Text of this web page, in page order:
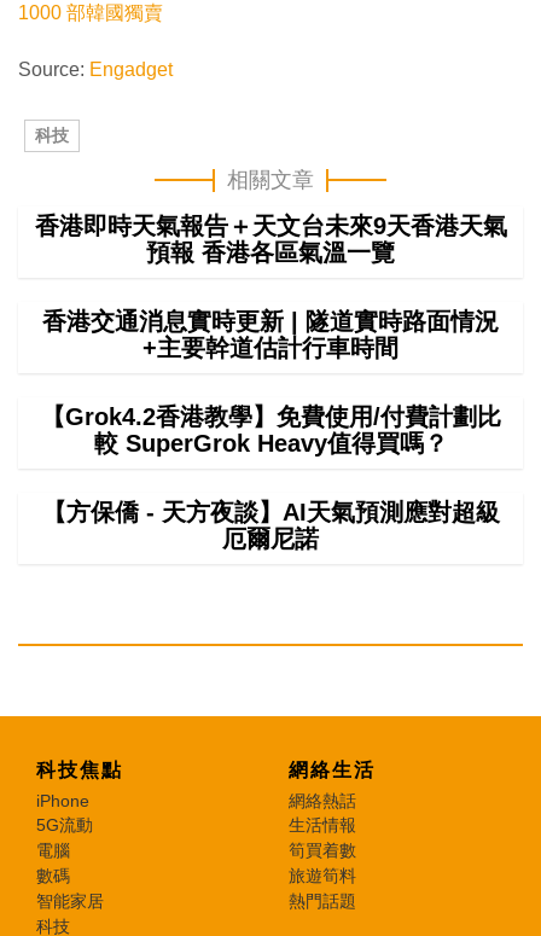
1000 部韓國獨賣
Source: Engadget
科技
相關文章
香港即時天氣報告＋天文台未來9天香港天氣
預報 香港各區氣溫一覽
香港交通消息實時更新 | 隧道實時路面情況
+主要幹道估計行車時間
【Grok4.2香港教學】免費使用/付費計劃比
較 SuperGrok Heavy值得買嗎？
【方保僑 - 天方夜談】AI天氣預測應對超級
厄爾尼諾
科技焦點
iPhone
5G流動
電腦
數碼
智能家居
科技
網絡生活
網絡熱話
生活情報
筍買着數
旅遊筍料
熱門話題